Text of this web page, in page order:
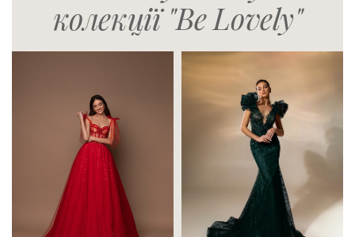
колекції "Be Lovely"